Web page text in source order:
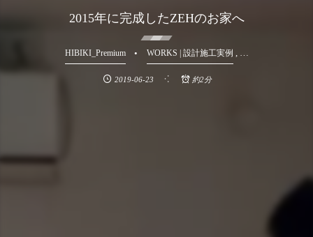
2015年に完成したZEHのお家へ
HIBIKI_Premium WORKS | 設計施工実例 , …
2019-06-23 約2分